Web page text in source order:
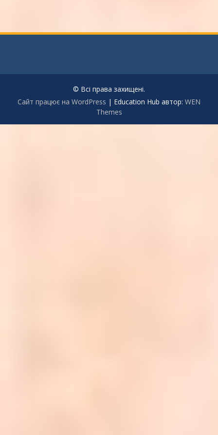
© Всі права захищені.
Сайт працює на WordPress | Education Hub автор: WEN
Themes